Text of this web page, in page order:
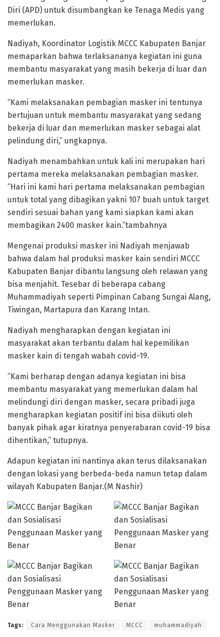
Diri (APD) untuk disumbangkan ke Tenaga Medis yang
memerlukan.
Nadiyah, Koordinator Logistik MCCC Kabupaten Banjar
memaparkan bahwa terlaksananya kegiatan ini guna
membantu masyarakat yang masih bekerja di luar dan
memerlukan masker.
“Kami melaksanakan pembagian masker ini tentunya
bertujuan untuk membantu masyarakat yang sedang
bekerja di luar dan memerlukan masker sebagai alat
pelindung diri,” ungkapnya.
Nadiyah menambahkan untuk kali ini merupakan hari
pertama mereka melaksanakan pembagian masker.
“Hari ini kami hari pertama melaksanakan pembagian
untuk total yang dibagikan yakni 107 buah untuk target
sendiri sesuai bahan yang kami siapkan kami akan
membagikan 2400 masker kain.”tambahnya
Mengenai produksi masker ini Nadiyah menjawab
bahwa dalam hal produksi masker kain sendiri MCCC
Kabupaten Banjar dibantu langsung oleh relawan yang
bisa menjahit. Tesebar di beberapa cabang
Muhammadiyah seperti Pimpinan Cabang Sungai Alang,
Tiwingan, Martapura dan Karang Intan.
Nadiyah mengharapkan dengan kegiatan ini
masyarakat akan terbantu dalam hal kepemilikan
masker kain di tengah wabah covid-19.
“Kami berharap dengan adanya kegiatan ini bisa
membantu masyarakat yang memerlukan dalam hal
melindungi diri dengan masker, secara pribadi juga
mengharapkan kegiatan positif ini bisa diikuti oleh
banyak pihak agar kiratnya penyerabaran covid-19 bisa
dihentikan,” tutupnya.
Adapun kegiatan ini nantinya akan terus dilaksanakan
dengan lokasi yang berbeda-beda namun tetap dalam
wilayah Kabupaten Banjar.(M Nashir)
Tags: Cara Menggunakan Masker MCCC muhammadiyah